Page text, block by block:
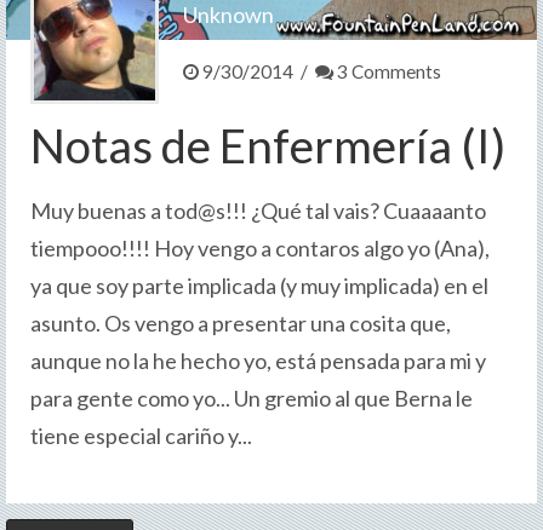
Unknown
9/30/2014 / 3 Comments
Notas de Enfermería (I)
Muy buenas a tod@s!!! ¿Qué tal vais? Cuaaaanto
tiempooo!!!! Hoy vengo a contaros algo yo (Ana),
ya que soy parte implicada (y muy implicada) en el
asunto. Os vengo a presentar una cosita que,
aunque no la he hecho yo, está pensada para mi y
para gente como yo... Un gremio al que Berna le
tiene especial cariño y...